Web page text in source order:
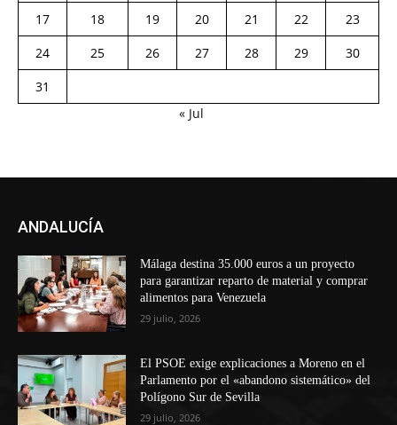
17
18 19 20 21 22
23
24
25 26 27 28 29
30
31
« Jul
ANDALUCÍA
Málaga destina 35.000 euros a un proyecto
para garantizar reparto de material y comprar
alimentos para Venezuela
29 julio, 2026
El PSOE exige explicaciones a Moreno en el
Parlamento por el «abandono sistemático» del
Polígono Sur de Sevilla
29 julio, 2026